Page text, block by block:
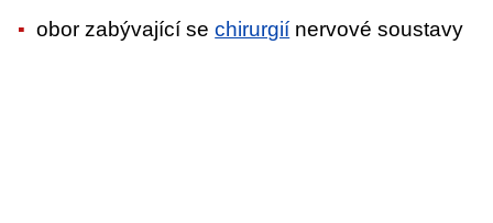
obor zabývající sechirurgií nervové soustavy